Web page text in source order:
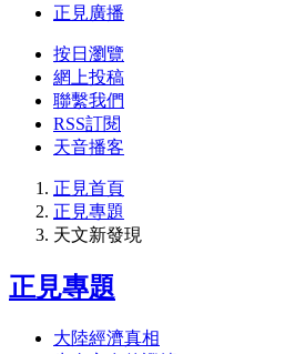
正見廣播
按日瀏覽
網上投稿
聯繫我們
RSS訂閱
天音播客
正見首頁
正見專題
天文新發現
正見專題
大陸經濟真相